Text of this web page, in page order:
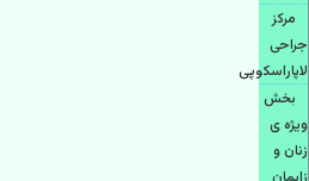
مرکز
جراحی
لاپاراسکوپی
بخش
ویژه ی
زنان و